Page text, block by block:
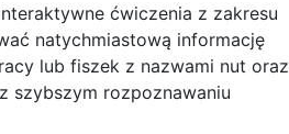
ćwiczenia z zakresu
natychmiastową informację
lub fiszek z nazwami nut oraz
szybszym rozpoznawaniu